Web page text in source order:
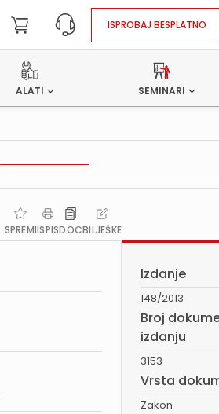
ISPROBAJ BESPLATNO
ALATI SEMINARI
SPREMIISPISDOCBILJEŠKE
Izdanje
148/2013
Broj
izdanju
3153
Vrsta
Zakon